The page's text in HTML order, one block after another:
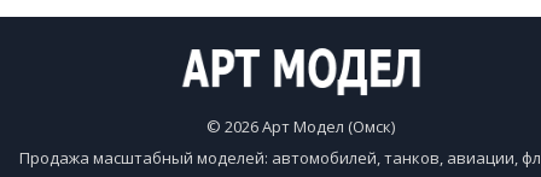
© 2026 Арт Модел (Омск)
Продажа масштабный моделей: автомобилей, танков, авиации,